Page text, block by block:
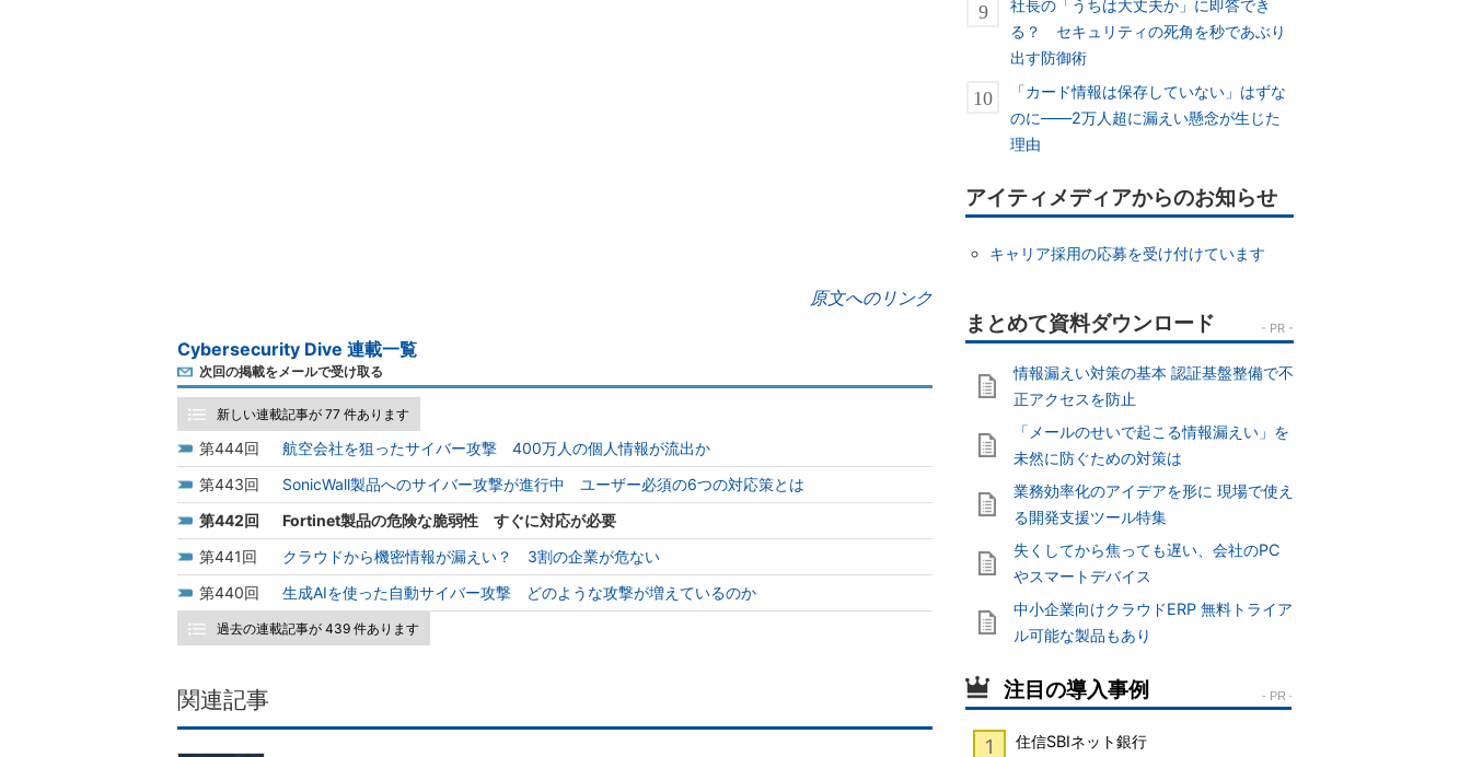
原文へのリンク
Cybersecurity Dive 連載一覧
次回の掲載をメールで受け取る
新しい連載記事が 77 件あります
444
航空会社を狙ったサイバー攻撃 400万人の個人情報が流出か
443
SonicWall製品へのサイバー攻撃が進行中 ユーザー必須の6つの対応策とは
442
Fortinet製品の危険な脆弱性 すぐに対応が必要
441
クラウドから機密情報が漏えい？ 3割の企業が危ない
440
生成AIを使った自動サイバー攻撃 どのような攻撃が増えているのか
過去の連載記事が 439 件あります
関連記事
社長の「うちは大丈夫か」に即答でき
る？ セキュリティの死角を秒であぶり
出す防御術
「カード情報は保存していない」はずな
のに――2万人超に漏えい懸念が生じた
理由
アイティメディアからのお知らせ
キャリア採用の応募を受け付けています
情報漏えい対策の基本 認証基盤整備で不
正アクセスを防止
「メールのせいで起こる情報漏えい」を
未然に防ぐための対策は
業務効率化のアイデアを形に 現場で使え
る開発支援ツール特集
失くしてから焦っても遅い、会社のPC
やスマートデバイス
中小企業向けクラウドERP 無料トライア
ル可能な製品もあり